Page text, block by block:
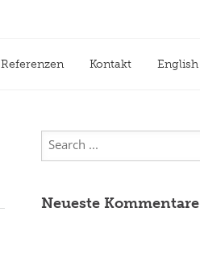
Referenzen Kontakt English
Neueste Kommentare